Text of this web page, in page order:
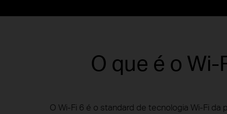
O que é o
O Wi-Fi 6 é o standard de tecnologia Wi-Fi da